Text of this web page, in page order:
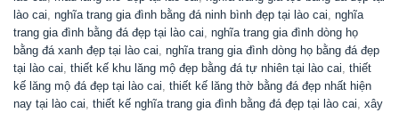
lào cai nghĩa trang gia đình bằng đá ninh bình đẹp tại lào cai nghĩa
trang gia đình bằng đá đẹp tại lào cai nghĩa trang gia đình dòng họ
bằng đá xanh đẹp tại lào cai nghĩa trang gia đình dòng họ bằng đá đẹp
tại lào cai thiết kế khu lăng mộ đẹp bằng đá tự nhiên tại lào cai thiết
kế lăng mộ đá đẹp tại lào cai thiết kế lăng thờ bằng đá đẹp nhất hiện
nay tại lào cai thiết kế nghĩa trang gia đình bằng đá đẹp tại lào cai xây